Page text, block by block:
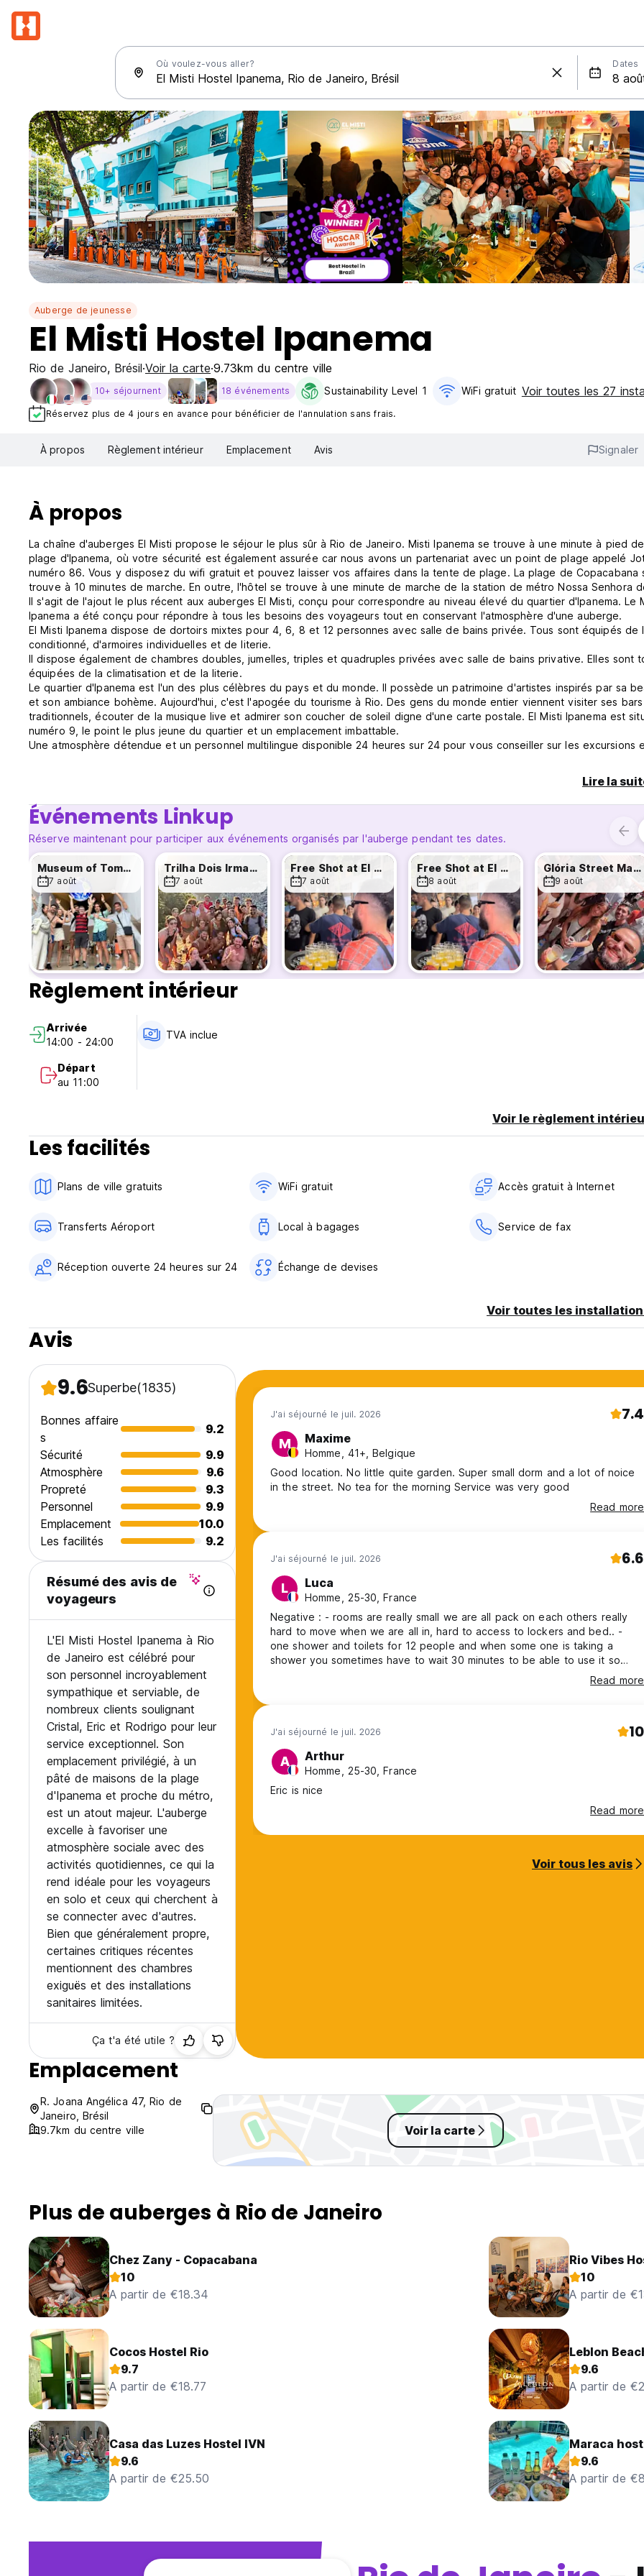
Où voulez-vous aller? Dates
Auberge de jeunesse
El Misti Hostel Ipanema
Rio de Janeiro, Brésil Voir la carte 9.73km du centre ville
10+ séjournent 18 événements Sustainability Level 1 WiFi gratuit Voir toutes les 27
Réservez plus de 4 jours en avance pour bénéficier de l'annulation sans frais.
À propos Règlement intérieur Emplacement Avis Signaler
À propos
La chaîne d'auberges El Misti propose le séjour le plus sûr à Rio de Janeiro. Misti Ipanema se trouve à une minute à pied
plage d'Ipanema, où votre sécurité est également assurée car nous avons un partenariat avec un point de plage appelé
numéro 86. Vous y disposez du wifi gratuit et pouvez laisser vos affaires dans la tente de plage. La plage de Copacabana
trouve à 10 minutes de marche. En outre, l'hôtel se trouve à une minute de marche de la station de métro Nossa Senhora
Il s'agit de l'ajout le plus récent aux auberges El Misti, conçu pour correspondre au niveau élevé du quartier d'Ipanema. Le
Ipanema a été conçu pour répondre à tous les besoins des voyageurs tout en conservant l'atmosphère d'une auberge.
El Misti Ipanema dispose de dortoirs mixtes pour 4, 6, 8 et 12 personnes avec salle de bains privée. Tous sont équipés de
conditionné, d'armoires individuelles et de literie.
Il dispose également de chambres doubles, jumelles, triples et quadruples privées avec salle de bains privative. Elles sont
équipées de la climatisation et de la literie.
Le quartier d'Ipanema est l'un des plus célèbres du pays et du monde. Il possède un patrimoine d'artistes inspirés par sa
et son ambiance bohème. Aujourd'hui, c'est l'apogée du tourisme à Rio. Des gens du monde entier viennent visiter ses bars
traditionnels, écouter de la musique live et admirer son coucher de soleil digne d'une carte postale. El Misti Ipanema est
numéro 9, le point le plus jeune du quartier et un emplacement imbattable.
Une atmosphère détendue et un personnel multilingue disponible 24 heures sur 24 pour vous conseiller sur les excursions
Départ avant 11h00 (Auto-translated from original language)
Lire la
Événements Linkup
Réserve maintenant pour participer aux événements organisés par l'auberge pendant tes dates.
Museum of Tomorrow Experience
7 août
Trilha Dois Irmaos
7 août
Free Shot at El Mistico Bar
7 août
Free Shot at El Mistico Bar
8 août
Glória Street Market Experience
9 août
Règlement intérieur
Arrivée
14:00 - 24:00
Départ
au 11:00
TVA inclue
Voir le règlement
Les facilités
Plans de ville gratuits WiFi gratuit Accès gratuit à Internet
Transferts Aéroport Local à bagages Service de fax
Réception ouverte 24 heures sur 24 Échange de devises
Voir toutes les
Avis
9.6Superbe(1835)
Bonnes affaire
s
9.2
Sécurité
9.9
Atmosphère
9.6
Propreté
9.3
Personnel
9.9
Emplacement
10.0
Les facilités
9.2
Résumé des avis de
voyageurs
L'El Misti Hostel Ipanema à Rio
de Janeiro est célébré pour
son personnel incroyablement
sympathique et serviable, de
nombreux clients soulignant
Cristal, Eric et Rodrigo pour leur
service exceptionnel. Son
emplacement privilégié, à un
pâté de maisons de la plage
d'Ipanema et proche du métro,
est un atout majeur. L'auberge
excelle à favoriser une
atmosphère sociale avec des
activités quotidiennes, ce qui la
rend idéale pour les voyageurs
en solo et ceux qui cherchent à
se connecter avec d'autres.
Bien que généralement propre,
certaines critiques récentes
mentionnent des chambres
exiguës et des installations
sanitaires limitées.
Ça t'a été utile ?
J'ai séjourné le juil. 2026 7.4
M Maxime
Homme, 41+, Belgique
Good location. No little quite garden. Super small dorm and a lot of noice
in the street. No tea for the morning Service was very good
Read more
J'ai séjourné le juil. 2026 6.6
L Luca
Homme, 25-30, France
Negative : - rooms are really small we are all pack on each others really
hard to move when we are all in, hard to access to lockers and bed.. -
one shower and toilets for 12 people and when some one is taking a
shower you sometimes have to wait 30 minutes to be able to use it so
Read more
J'ai séjourné le juil. 2026 10
A Arthur
Homme, 25-30, France
Eric is nice
Read more
Voir tous les avis
Emplacement
R. Joana Angélica 47, Rio de
Janeiro, Brésil
9.7km du centre ville
Voir la carte
Plus de auberges à Rio de Janeiro
Chez Zany - Copacabana
10
A partir de €18.34
Rio Vibes
10
A partir de
Cocos Hostel Rio
9.7
A partir de €18.77
Leblon
9.6
A partir de
Casa das Luzes Hostel IVN
9.6
A partir de €25.50
Maraca
9.6
A partir de